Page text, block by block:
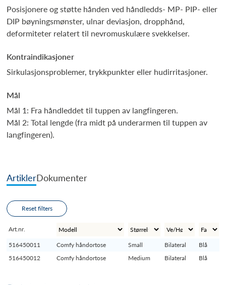
Posisjonere og støtte hånden ved håndledds- MP- PIP- eller
DIP bøyningsmønster, ulnar deviasjon, dropphånd,
deformiteter relatert til nevromuskulære svekkelser.
Kontraindikasjoner
Sirkulasjonsproblemer, trykkpunkter eller hudirritasjoner.
Mål
Mål 1: Fra håndleddet til tuppen av langfingeren.
Mål 2: Total lengde (fra midt på underarmen til tuppen av
langfingeren).
ArtiklerDokumenter
Reset filters
Art.nr.
516450011
Comfy håndortose Small Bilateral Blå
516450012
Comfy håndortose Medium Bilateral Blå